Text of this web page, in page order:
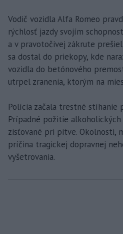
Vodič vozidla Alfa Romeo
rýchlosť jazdy svojím
a v pravotočivej zákrute
sa dostal do priekopy, kde
vozidla do betónového
utrpel zranenia, ktorým na
Polícia začala trestné stíhanie
Prípadné požitie alkoholických
zisťované pri pitve. Okolnosti,
príčina tragickej dopravnej
vyšetrovania.